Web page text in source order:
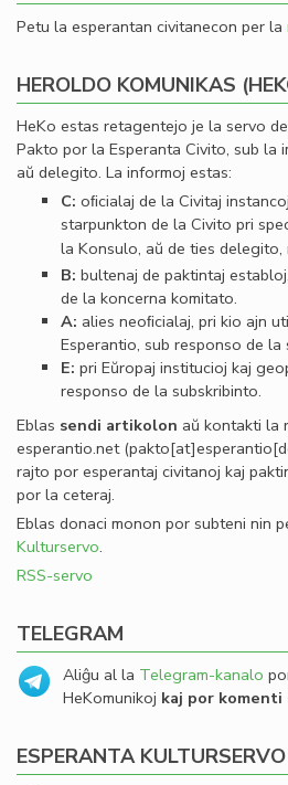
Petu la esperantan civitanecon per la
HEROLDO KOMUNIKAS
HeKo estas retagentejo je la servo
Pakto por la Esperanta Civito, sub la
aŭ delegito. La informoj estas:
C: oﬁcialaj de la Civitaj
starpunkton de la Civito pri
la Konsulo, aŭ de ties
B: bultenaj de paktintaj
de la koncerna komitato.
A: alies neoﬁcialaj, pri kio ajn
Esperantio, sub responso de la
E: pri Eŭropaj institucioj kaj
responso de la subskribinto.
Eblas sendi artikolon aŭ kontakti la
esperantio.net
rajto por esperantaj civitanoj kaj
por la ceteraj.
Eblas donaci monon por subteni nin
Kulturservo.
RSS-servo
TELEGRAM
Aliĝu al la Telegram-kanalo
HeKomunikoj kaj por komenti
ESPERANTA KULTURSERVO